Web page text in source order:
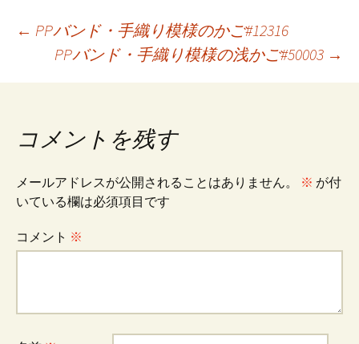
o
o
k
er es
t
投
稿
ナ
ビ
ゲ
← PPバンド・手織り模様のかご#12316
PPバンド・手織り模様の浅かご#50003 →
コメントを残す
メールアドレスが公開されることはありません。 ※ が付
いている欄は必須項目です
コメント ※